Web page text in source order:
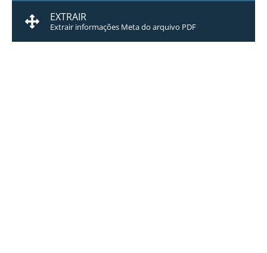
EXTRAIR
Extrair informações Meta do arquivo PDF